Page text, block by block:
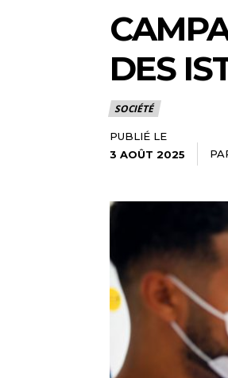
DES
SOCIÉTÉ
PUBLIÉ LE
3 AOÛT 2025